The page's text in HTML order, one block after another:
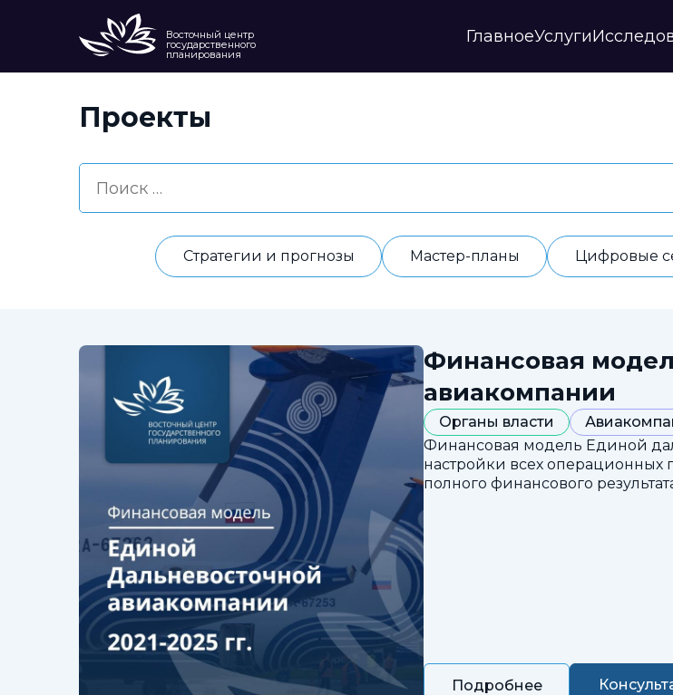
Восточный центр
государственного
планирования
ГлавноеУслуги
Финансовые моделиПрофили
Проекты
Стратегии и прогнозы Мастер-планы Цифровые
Финансовая
авиакомпании
Органы власти
Финансовая модель Единой
настройки всех
полного финансового
Подробнее